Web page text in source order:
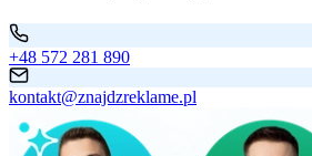
+48 572 281 890
kontakt@znajdzreklame.pl